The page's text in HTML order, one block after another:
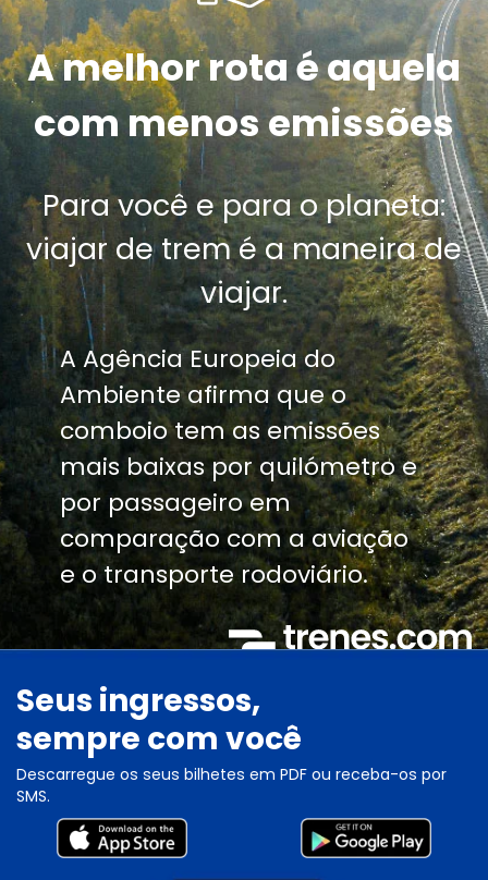
A melhor rota é aquela
com menos emissões
Para você e para o planeta:
viajar de trem é a maneira de
viajar.
A Agência Europeia do
Ambiente afirma que o
comboio tem as emissões
mais baixas por quilómetro e
por passageiro em
comparação com a aviação
e o transporte rodoviário.
Seus ingressos,
sempre com você
Descarregue os seus bilhetes em PDF ou receba-os por
SMS.